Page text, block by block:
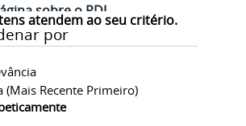
atendem ao seu critério.
por
(mais Recente Primeiro)
sobre o PDI
de Desenvolvimento
estratégico